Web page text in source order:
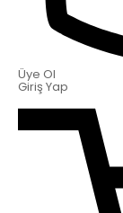
Üye Ol
Giriş Yap